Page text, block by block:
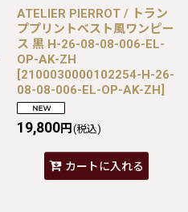
ATELIER PIERROT / トラン
ププリントベスト風ワンピー
ス 黒 H-26-08-08-006-EL-
OP-AK-ZH
[2100030000102254-H-26-
08-08-006-EL-OP-AK-ZH]
19,800円 (税込)
カートに入れる